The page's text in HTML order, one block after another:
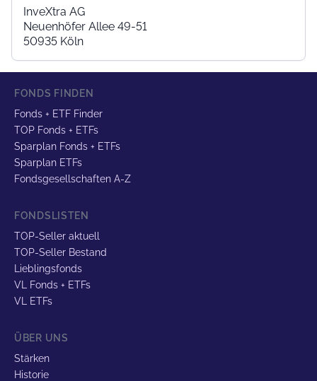
InveXtra AG
Neuenhöfer Allee 49-51
50935 Köln
FONDS FINDEN
Fonds + ETF Finder
TOP Fonds + ETFs
Sparplan Fonds + ETFs
Sparplan ETFs
Fondsgesellschaften A-Z
FONDSLISTEN
TOP-Seller aktuell
TOP-Seller Bestand
Lieblingsfonds
VL Fonds + ETFs
VL ETFs
ÜBER UNS
Stärken
Historie